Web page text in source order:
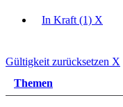
In Kraft (1) X
Gültigkeit zurücksetzen X
Themen